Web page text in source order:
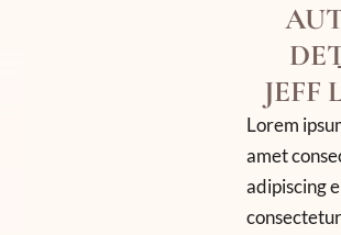
JEFF
Lorem
amet
adipiscing